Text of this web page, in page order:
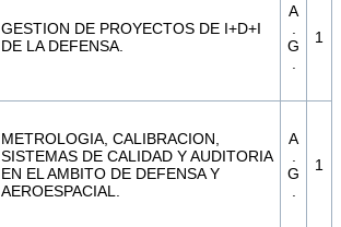
GESTION DE PROYECTOS DE I+D+I
DE LA DEFENSA.
A
G
1
METROLOGIA, CALIBRACION,
SISTEMAS DE CALIDAD Y AUDITORIA
EN EL AMBITO DE DEFENSA Y
AEROESPACIAL.
A
G
1